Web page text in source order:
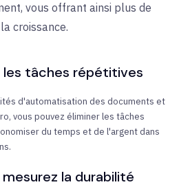
vous offrant ainsi plus de
croissance.
tâches répétitives
d'automatisation des documents et
vous pouvez éliminer les tâches
du temps et de l'argent dans
la durabilité